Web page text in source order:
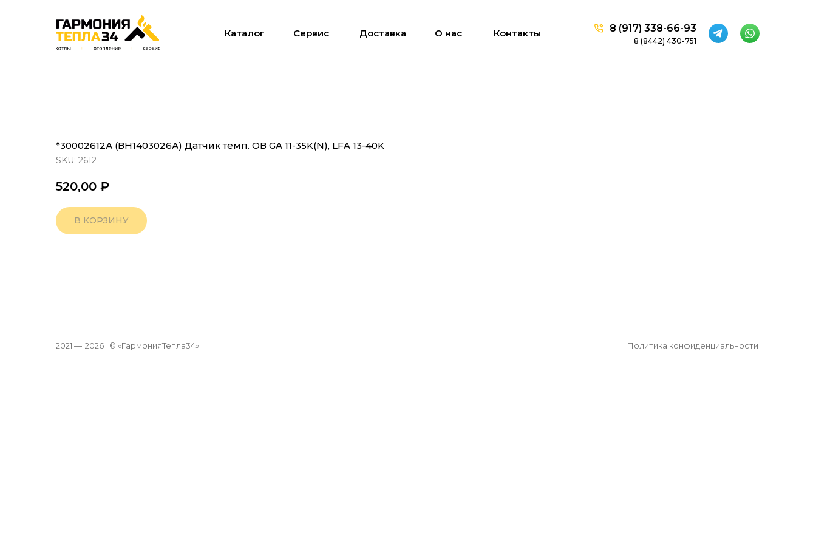
8 (8442) 430-751
8 (917) 338-66-93
Сервис Доставка О нас Контакты
Каталог
*30002612А (ВН1403026А) Датчик темп. ОВ GA 11-35K(N), LFA 13-40K
SKU: 2612
520,00 ₽
В КОРЗИНУ
Политика конфиденциальности
© «ГармонияТепла34»
2026
2021 —